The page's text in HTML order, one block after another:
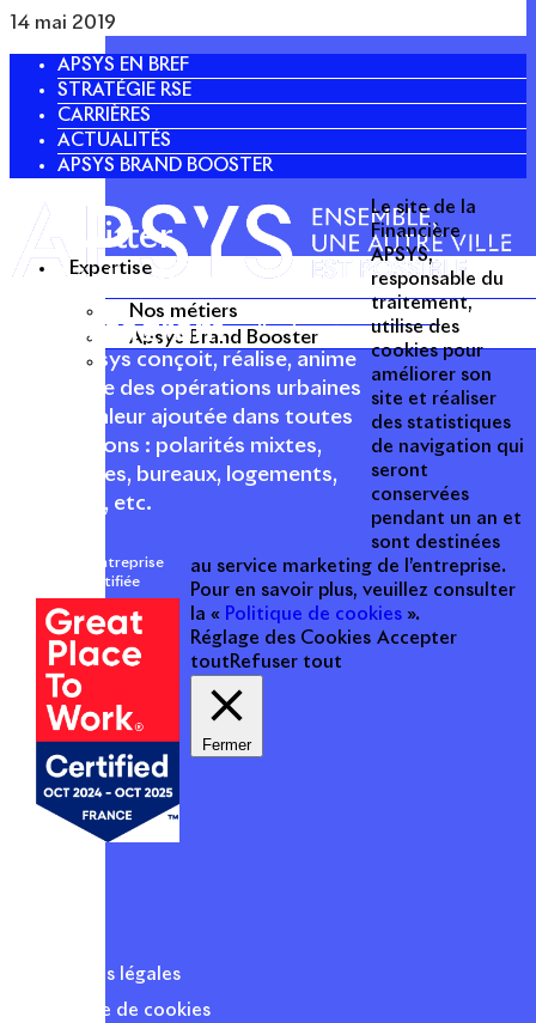
Expertise
Nos métiers
Apsys Brand Booster
14 mai 2019
APSYS EN BREF
STRATÉGIE RSE
CARRIÈRES
ACTUALITÉS
APSYS BRAND BOOSTER
Acteur passionné de la ville depuis
1996, Apsys conçoit, réalise, anime
et valorise des opérations urbaines
à forte valeur ajoutée dans toutes
les fonctions : polarités mixtes,
commerces, bureaux, logements,
hôtellerie, etc.
Une entreprise
certifiée
Mentions légales
Politique de cookies
Twitter
Linkedin
Instagram
Le site de la
Financière
APSYS,
responsable du
traitement,
utilise des
cookies pour
améliorer son
site et réaliser
des statistiques
de navigation qui
seront
conservées
pendant un an et
sont destinées
au service marketing de l’entreprise.
Pour en savoir plus, veuillez consulter
la « Politique de cookies ».
Réglage des Cookies Accepter
tout Refuser tout
Fermer